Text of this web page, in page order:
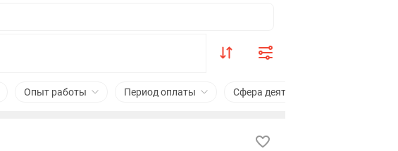
Опыт работы Период оплаты Сфера деятельности